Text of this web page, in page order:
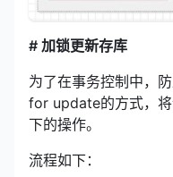
# 加锁更新存库
为了在事务控制中，
for update的方式，
下的操作。
流程如下：